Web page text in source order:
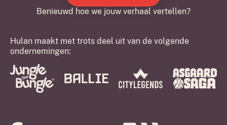
Benieuwd hoe we jouw verhaal vertellen?
Hulan maakt met trots deel uit van de volgende
ondernemingen: